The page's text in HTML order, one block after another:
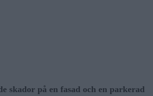
skador på en fasad och en parkerad